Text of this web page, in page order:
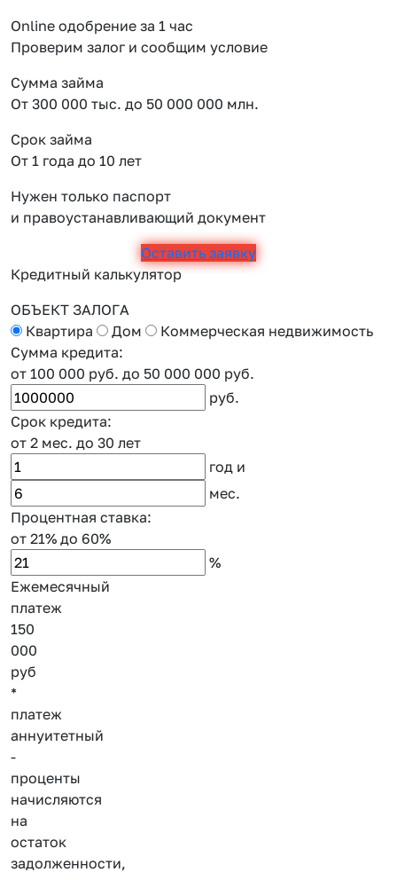
Online одобрение за 1 час
Проверим залог и сообщим условие
Сумма займа
От 300 000 тыс. до 50 000 000 млн.
Срок займа
От 1 года до 10 лет
Нужен только паспорт
и правоустанавливающий документ
Оставить заявку
Кредитный калькулятор
ОБЪЕКТ ЗАЛОГА
Квартира
Дом
Коммерческая недвижимость
Сумма кредита:
от 100 000 руб. до 50 000 000 руб.
руб.
Срок кредита:
от 2 мес. до 30 лет
год и
мес.
Процентная ставка:
от 21% до 60%
%
Ежемесячный
платеж
150
000
руб
*
платеж
аннуитетный
-
проценты
начисляются
на
остаток
задолженности,